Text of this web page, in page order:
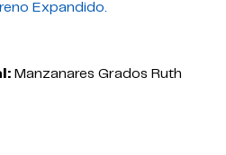
Expandido.
Manzanares Grados Ruth